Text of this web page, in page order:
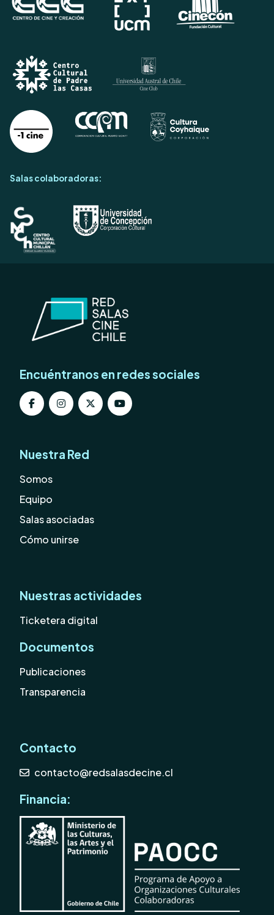
Salas colaboradoras:
Encuéntranos en redes sociales
Nuestra Red
Somos
Equipo
Salas asociadas
Cómo unirse
Nuestras actividades
Ticketera digital
Documentos
Publicaciones
Transparencia
Contacto
contacto@redsalasdecine.cl
Financia: